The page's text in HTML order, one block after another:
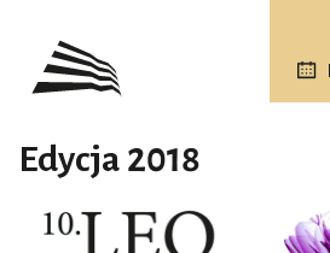
Edycja 2018